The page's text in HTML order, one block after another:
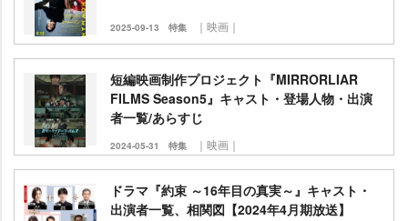
2025-09-13 特集 ｜映画｜
短編映画制作プロジェクト『MIRRORLIAR
FILMS Season5』キャスト・登場人物・出演
者一覧/あらすじ
2024-05-31 特集 ｜映画｜
ドラマ『約束 ～16年目の真実～』キャスト・
出演者一覧、相関図【2024年4月期放送】